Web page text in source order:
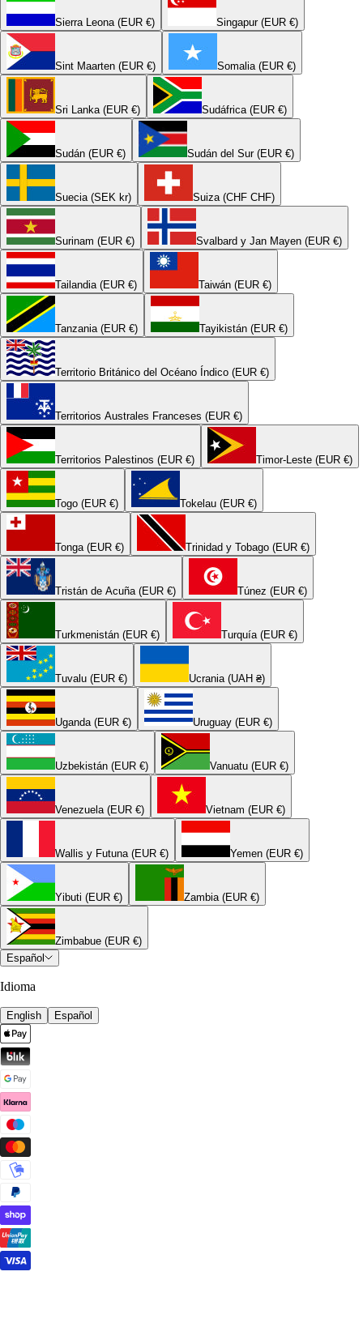
Sierra Leona (EUR €) Singapur (EUR €)
Sint Maarten (EUR €) Somalia (EUR €)
Sri Lanka (EUR €) Sudáfrica (EUR €)
Sudán (EUR €) Sudán del Sur (EUR €)
Suecia (SEK kr) Suiza (CHF CHF)
Surinam (EUR €) Svalbard y Jan Mayen (EUR €)
Tailandia (EUR €) Taiwán (EUR €)
Tanzania (EUR €) Tayikistán (EUR €)
Territorio Británico del Océano Índico (EUR €)
Territorios Australes Franceses (EUR €)
Territorios Palestinos (EUR €) Timor-Leste (EUR €)
Togo (EUR €) Tokelau (EUR €)
Tonga (EUR €) Trinidad y Tobago (EUR €)
Tristán de Acuña (EUR €) Túnez (EUR €)
Turkmenistán (EUR €) Turquía (EUR €)
Tuvalu (EUR €) Ucrania (UAH ₴)
Uganda (EUR €) Uruguay (EUR €)
Uzbekistán (EUR €) Vanuatu (EUR €)
Venezuela (EUR €) Vietnam (EUR €)
Wallis y Futuna (EUR €) Yemen (EUR €)
Yibuti (EUR €) Zambia (EUR €)
Zimbabue (EUR €)
Español
Idioma
English Español